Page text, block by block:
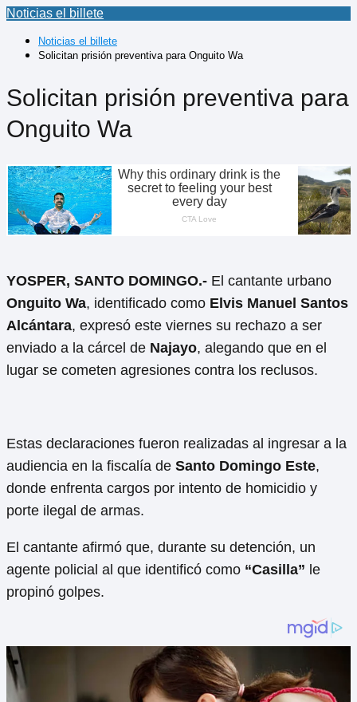
Noticias el billete
Noticias el billete
Solicitan prisión preventiva para Onguito Wa
Solicitan prisión preventiva para
Onguito Wa
YOSPER, SANTO DOMINGO.- El cantante urbano
Onguito Wa, identificado como Elvis Manuel Santos
Alcántara, expresó este viernes su rechazo a ser
enviado a la cárcel de Najayo, alegando que en el
lugar se cometen agresiones contra los reclusos.
Estas declaraciones fueron realizadas al ingresar a la
audiencia en la fiscalía de Santo Domingo Este,
donde enfrenta cargos por intento de homicidio y
porte ilegal de armas.
El cantante afirmó que, durante su detención, un
agente policial al que identificó como “Casilla” le
propinó golpes.